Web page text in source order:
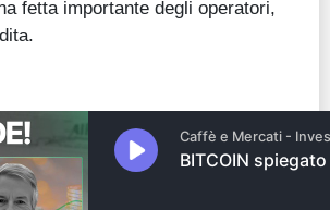
fetta importante degli operatori,